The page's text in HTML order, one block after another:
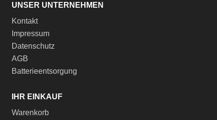
UNSER UNTERNEHMEN
Kontakt
Impressum
Datenschutz
AGB
Batterieentsorgung
IHR EINKAUF
Warenkorb